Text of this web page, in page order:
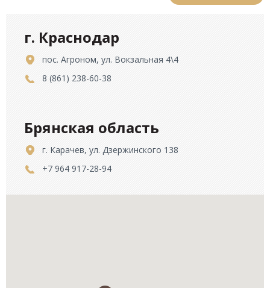
г. Краснодар
пос. Агроном, ул. Вокзальная 4\4
8 (861) 238-60-38
Брянская область
г. Карачев, ул. Дзержинского 138
+7 964 917-28-94